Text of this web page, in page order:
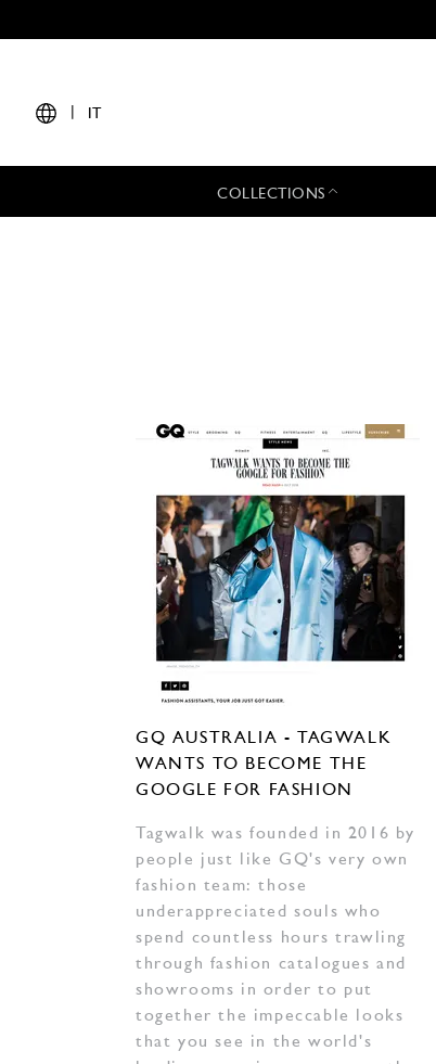
IT
COLLECTIONS
GQ AUSTRALIA - TAGWALK
WANTS TO BECOME THE
GOOGLE FOR FASHION
Tagwalk was founded in 2016 by
people just like GQ's very own
fashion team: those
underappreciated souls who
spend countless hours trawling
through fashion catalogues and
showrooms in order to put
together the impeccable looks
that you see in the world's